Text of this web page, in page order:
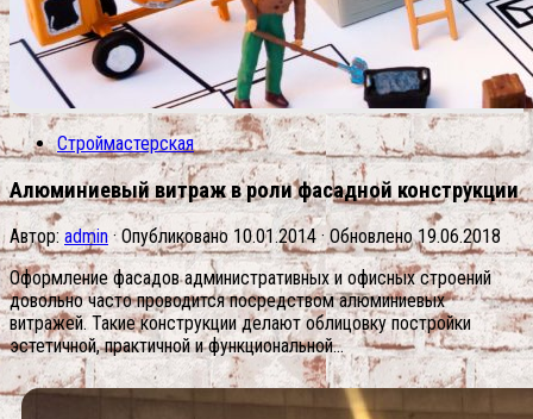
Строймастерская
Алюминиевый витраж в роли фасадной конструкции
Автор: admin · Опубликовано 10.01.2014· Обновлено19.06.2018
Оформление фасадов административных и офисных строений
довольно часто проводится посредством алюминиевых
витражей. Такие конструкции делают облицовку постройки
эстетичной, практичной и функциональной…